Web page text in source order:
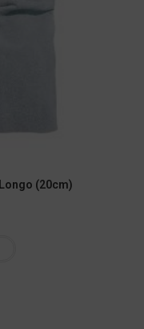
(20cm)